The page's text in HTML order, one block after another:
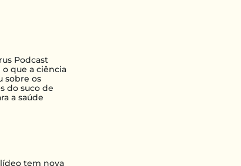
Podcast
o que a ciência
sobre os
do suco de
a saúde
tem nova